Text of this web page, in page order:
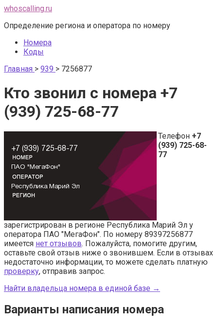
Перейти
контенту
whoscalling.ru
Определение региона и оператора по номеру
Номера
Коды
Главная > 939 > 7256877
Кто звонил с номера +7
(939) 725-68-77
Телефон +7
(939) 725-68-
77
зарегистрирован в регионе Республика Марий Эл у
оператора ПАО "МегаФон". По номеру 89397256877
имеется нет отзывов. Пожалуйста, помогите другим,
оставьте свой отзыв ниже о звонившем. Если в отзывах
недостаточно информации, то можете сделать платную
проверку, отправив запрос.
Найти владельца номера в единой базе →
Варианты написания номера